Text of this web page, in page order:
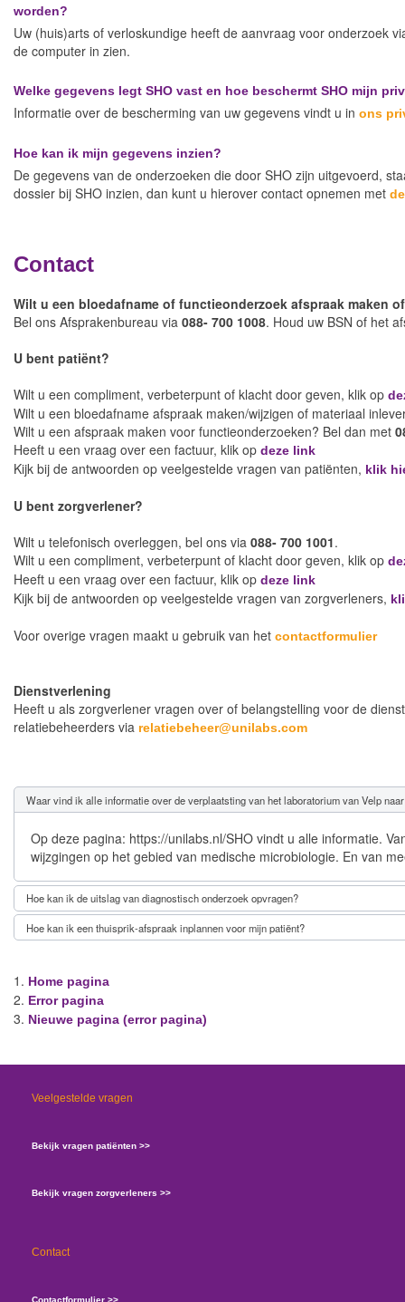
worden?
Uw (huis)arts of verloskundige heeft de aanvraag voor onderzoek
de computer in zien.
Welke gegevens legt SHO vast en hoe beschermt SHO mijn
Informatie over de bescherming van uw gegevens vindt u in ons
Hoe kan ik mijn gegevens inzien?
De gegevens van de onderzoeken die door SHO zijn uitgevoerd,
dossier bij SHO inzien, dan kunt u hierover contact opnemen met
Contact
Wilt u een bloedafname of functieonderzoek afspraak maken
Bel ons Afsprakenbureau via 088- 700 1008. Houd uw BSN of het
U bent patiënt?
Wilt u een compliment, verbeterpunt of klacht door geven, klik op
Wilt u een bloedafname afspraak maken/wijzigen of materiaal
Wilt u een afspraak maken voor functieonderzoeken? Bel dan met
Heeft u een vraag over een factuur, klik op deze link
Kijk bij de antwoorden op veelgestelde vragen van patiënten, klik
U bent zorgverlener?
Wilt u telefonisch overleggen, bel ons via 088- 700 1001.
Wilt u een compliment, verbeterpunt of klacht door geven, klik op
Heeft u een vraag over een factuur, klik op deze link
Kijk bij de antwoorden op veelgestelde vragen van zorgverleners,
Voor overige vragen maakt u gebruik van het contactformulier
Dienstverlening
Heeft u als zorgverlener vragen over of belangstelling voor de
relatiebeheerders via relatiebeheer@unilabs.com
Waar vind ik alle informatie over de verplaatsting van het laboratorium van Velp
Op deze pagina: https://unilabs.nl/SHO vindt u alle informatie.
wijzgingen op het gebied van medische microbiologie. En van
Hoe kan ik de uitslag van diagnostisch onderzoek opvragen?
Hoe kan ik een thuisprik-afspraak inplannen voor mijn patiënt?
Home pagina
Error pagina
Nieuwe pagina (error pagina)
Veelgestelde vragen
Bekijk vragen patiënten >>
Bekijk vragen zorgverleners >>
Contact
Contactformulier >>